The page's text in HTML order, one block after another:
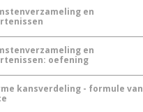
en
en
oefening
kansverdeling - formule van